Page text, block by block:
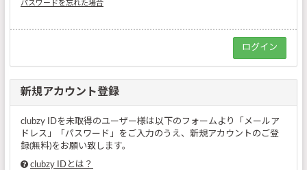
パスワードを忘れた場合
新規アカウント登録
clubzy IDを未取得のユーザー様は以下のフォームより「メールア
ドレス」「パスワード」をご入力のうえ、新規アカウントのご登
録(無料)をお願い致します。
clubzy IDとは？